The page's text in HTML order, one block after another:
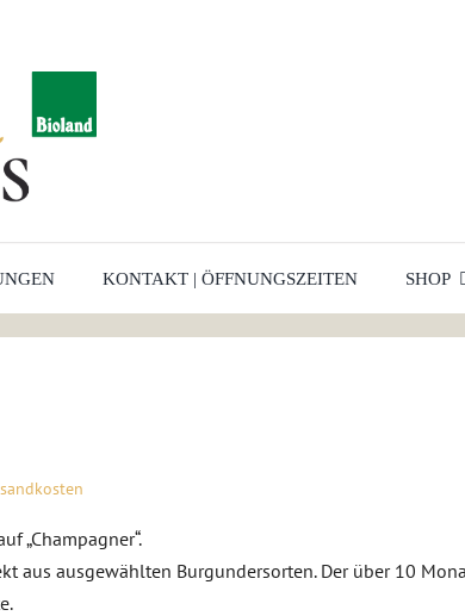
KONTAKT | ÖFFNUNGSZEITEN SHOP
„Champagner“.
aus ausgewählten Burgundersorten. Der über 10